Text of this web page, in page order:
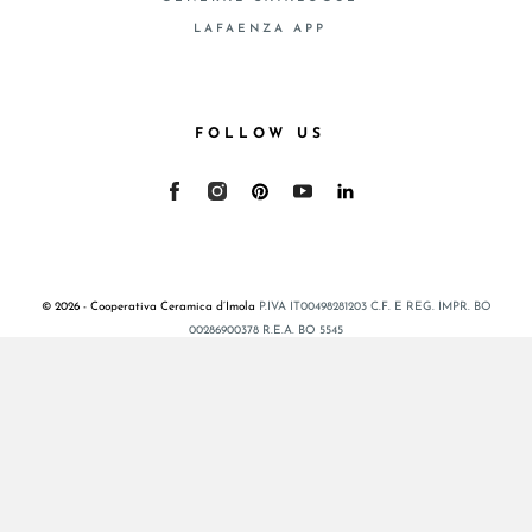
LAFAENZA APP
FOLLOW US
© 2026 - Cooperativa Ceramica d’Imola P.IVA IT00498281203 C.F. E REG. IMPR. BO
00286900378 R.E.A. BO 5545